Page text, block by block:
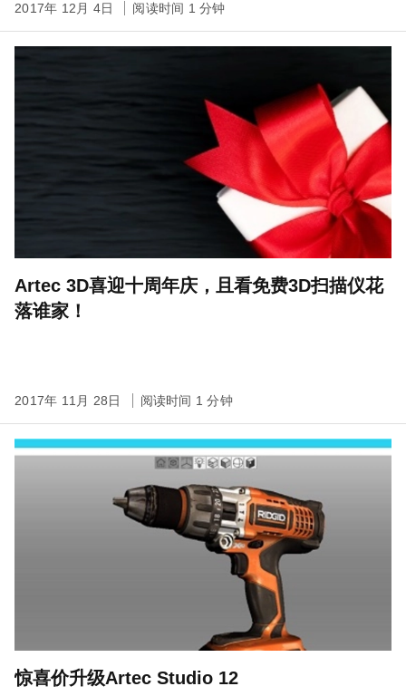
2017年 12月 4日 阅读时间 1 分钟
Artec 3D喜迎十周年庆，且看免费3D扫描仪花
落谁家！
2017年 11月 28日 阅读时间 1 分钟
惊喜价升级Artec Studio 12